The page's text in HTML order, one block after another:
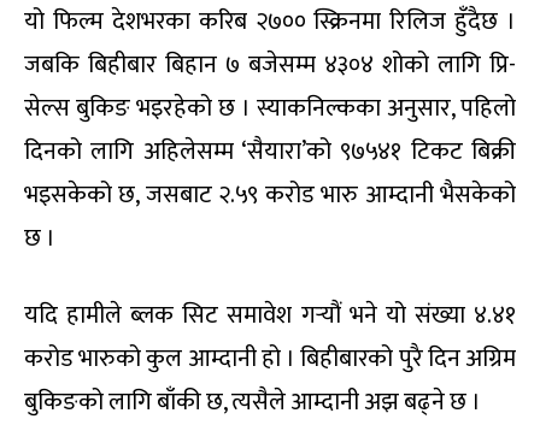
यो फिल्म देशभरका करिब २७०० स्क्रिनमा रिलिज हुँदैछ ।
जबकि बिहीबार बिहान ७ बजेसम्म ४३०४ शोको लागि प्रि-
सेल्स बुकिङ भइरहेको छ । स्याकनिल्कका अनुसार, पहिलो
दिनको लागि अहिलेसम्म ‘सैयारा’को ९७५४१ टिकट बिक्री
भइसकेको छ, जसबाट २.५९ करोड भारु आम्दानी भैसकेको
छ ।
यदि हामीले ब्लक सिट समावेश गर्‍यौं भने यो संख्या ४.४१
करोड भारुको कुल आम्दानी हो । बिहीबारको पुरै दिन अग्रिम
बुकिङको लागि बाँकी छ, त्यसैले आम्दानी अझ बढ्ने छ ।